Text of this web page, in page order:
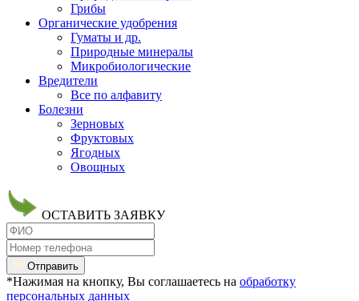
Грибы
Органические удобрения
Гуматы и др.
Природные минералы
Микробиологические
Вредители
Все по алфавиту
Болезни
Зерновых
Фруктовых
Ягодных
Овощных
ОСТАВИТЬ ЗАЯВКУ
Отправить
*Нажимая на кнопку, Вы соглашаетесь на обработку
персональных данных